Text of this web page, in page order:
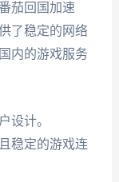
茄回国加速
了稳定的网络
内的游戏服务
设计。
稳定的游戏连